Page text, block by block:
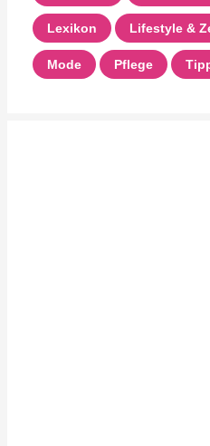
Lexikon Lifestyle &
Mode Pflege